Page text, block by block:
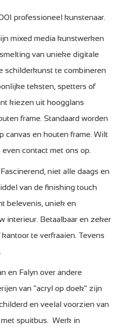
professioneel kunstenaar.
mixed media kunstwerken
van unieke digitale
schilderkunst te combineren
teksten, spetters of
kiezen uit hoogglans
frame. Standaard worden
canvas en houten frame. Wilt
contact met ons op.
niet alle daags en
van de finishing touch
belevenis, uniek en
interieur. Betaalbaar en zeker
te verfraaien. Tevens
en Falyn over andere
van "acryl op doek" zijn
en veelal voorzien van
spuitbus. Werk in